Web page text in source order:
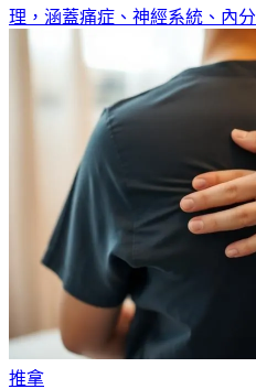
理，涵蓋痛症、神經系統、內分
推拿